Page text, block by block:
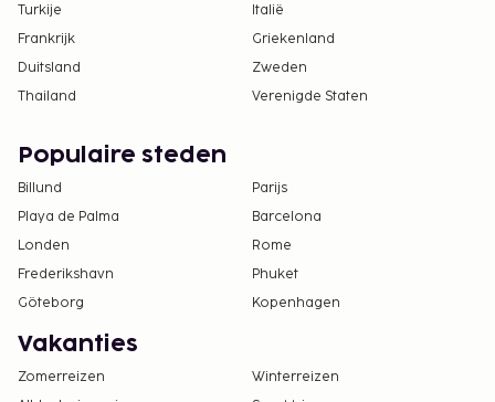
Turkije
Italië
Frankrijk
Griekenland
Duitsland
Zweden
Thailand
Verenigde Staten
Populaire steden
Billund
Parijs
Playa de Palma
Barcelona
Londen
Rome
Frederikshavn
Phuket
Göteborg
Kopenhagen
Vakanties
Zomerreizen
Winterreizen